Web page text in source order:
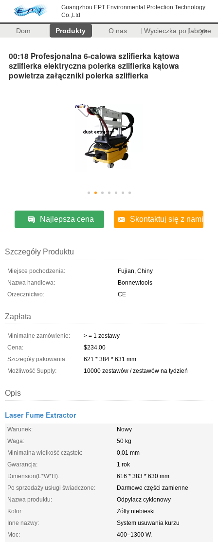
Guangzhou EPT Environmental Protection Technology
Co.,Ltd
Dom Produkty O nas Wycieczka po fabryce
>>
00:18 Profesjonalna 6-calowa szlifierka kątowa
szlifierka elektryczna polerka szlifierka kątowa
powietrza załączniki polerka szlifierka
Najlepsza cena Skontaktuj się z nami
Szczegóły Produktu
Miejsce pochodzenia:
Fujian, Chiny
Nazwa handlowa:
Bonnewtools
Orzecznictwo:
CE
Zapłata
Minimalne zamówienie:
> = 1 zestawy
Cena:
$234.00
Szczegóły pakowania:
621 * 384 * 631 mm
Możliwość Supply:
10000 zestawów / zestawów na tydzień
Opis
Laser Fume Extractor
Warunek:
Nowy
Waga:
50 kg
Minimalna wielkość cząstek:
0,01 mm
Gwarancja:
1 rok
Dimension(L*W*H):
616 * 383 * 630 mm
Po sprzedaży usługi świadczone:
Darmowe części zamienne
Nazwa produktu:
Odpylacz cyklonowy
Kolor:
Żółty niebieski
Inne nazwy:
System usuwania kurzu
Moc:
400–1300 W.